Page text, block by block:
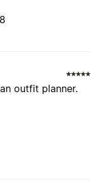
outfit planner.